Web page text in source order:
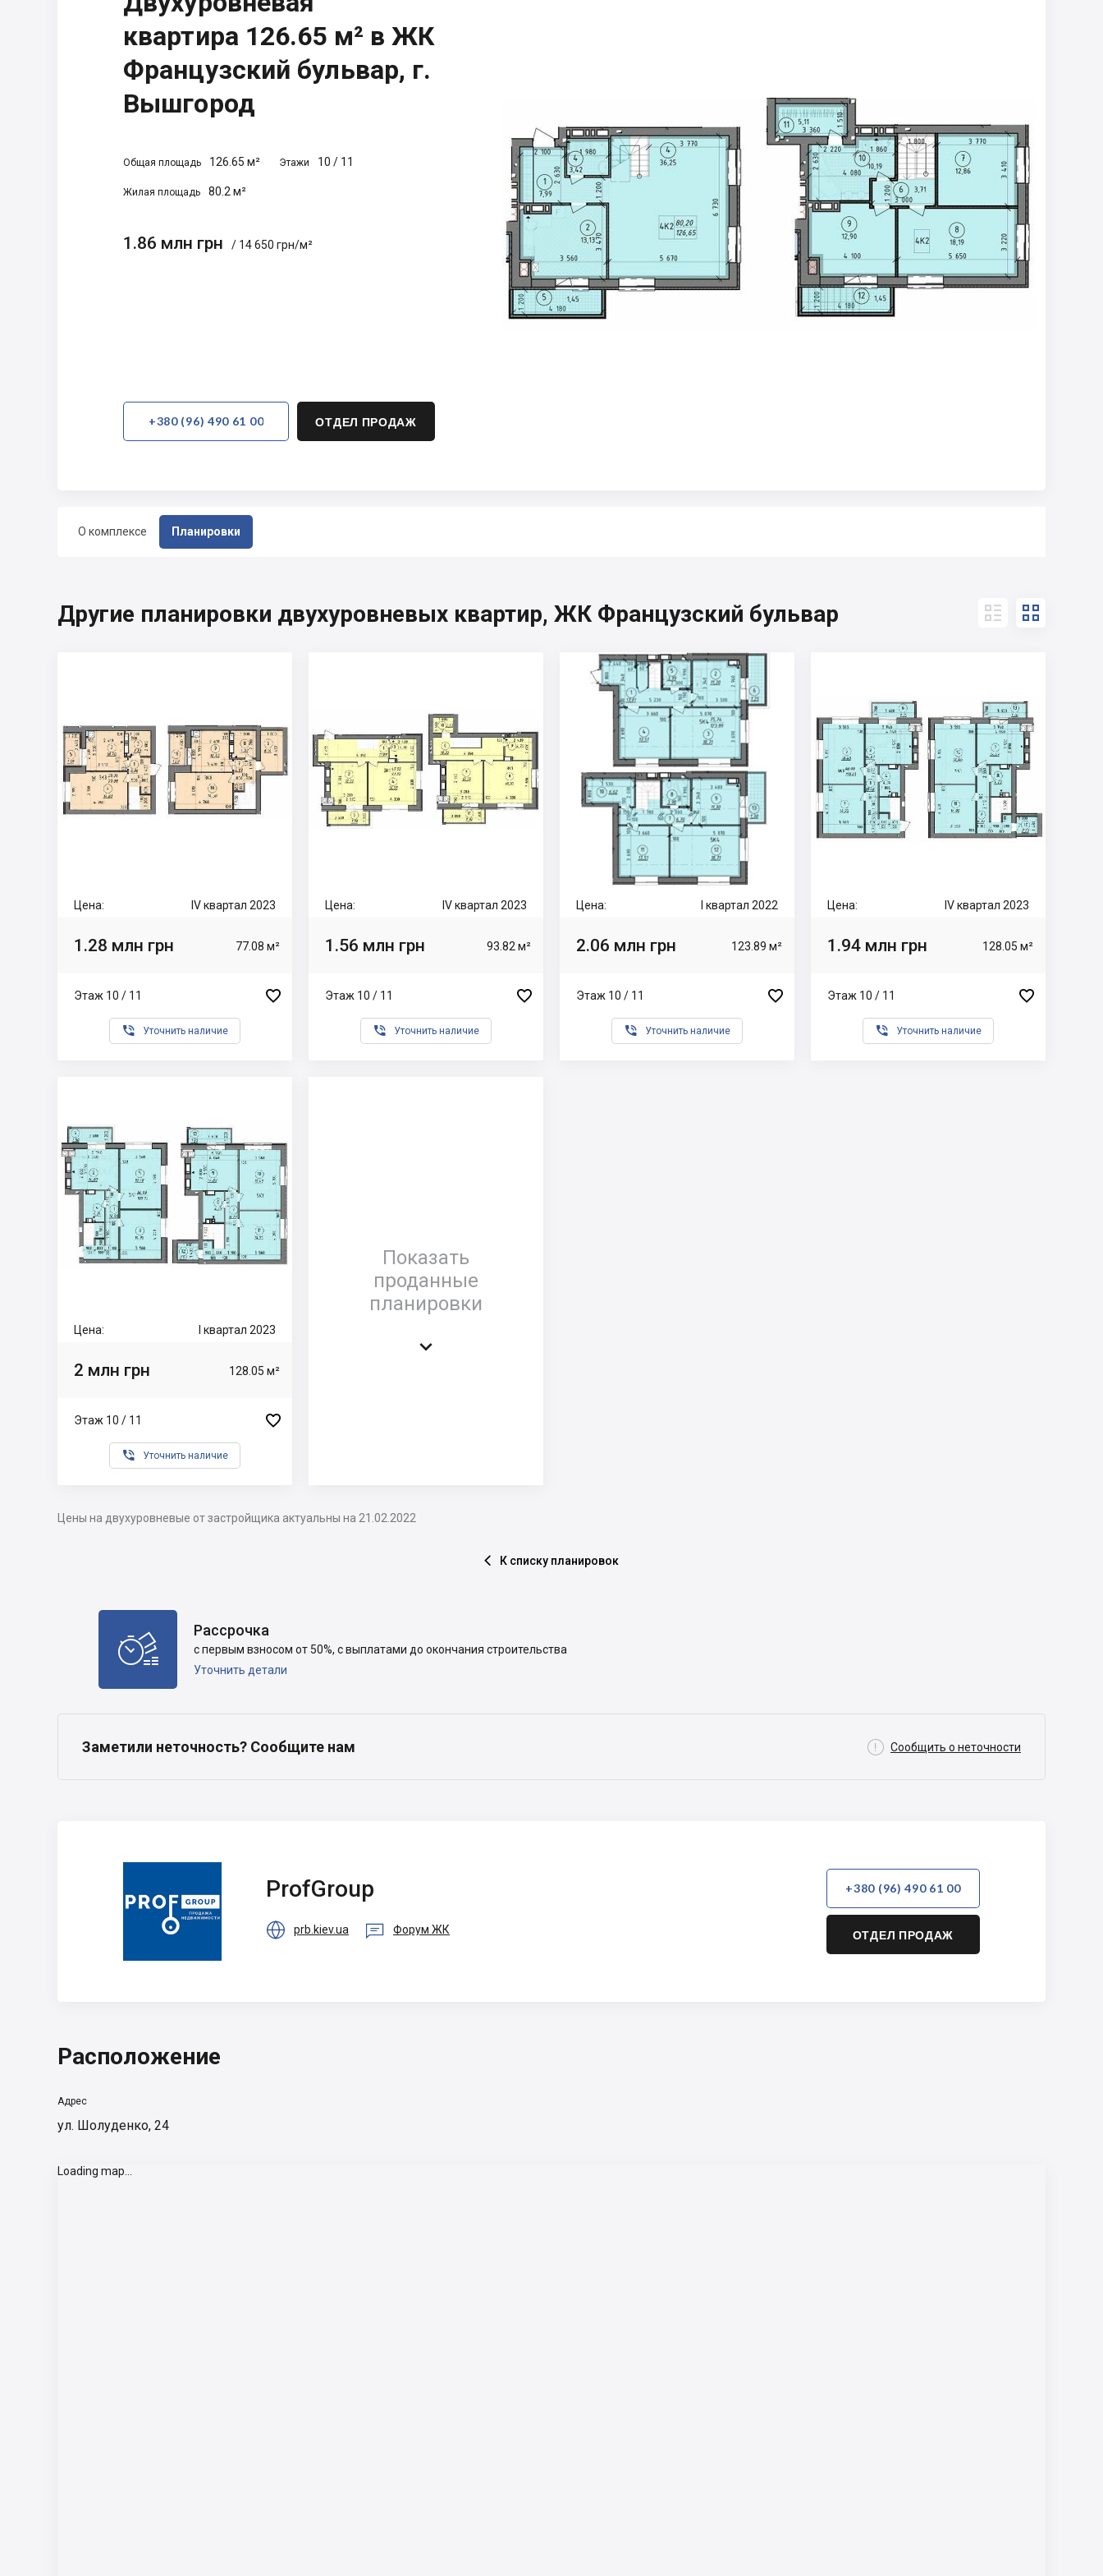
О комплексе Планировки
квартира 126.65 м² в ЖК
Французский бульвар, г.
Вышгород
Общая площадь 126.65 м² Этажи 10 / 11
Жилая площадь 80.2 м²
1.86 млн грн / 14 650 грн/м²
+380 (96) 490 61 00 ОТДЕЛ ПРОДАЖ
Другие планировки двухуровневых квартир, ЖК Французский бульвар  
Цена: IV квартал 2023
1.28 млн грн 77.08 м²
Этаж 10 / 11 
 Уточнить наличие
Цена: IV квартал 2023
1.56 млн грн 93.82 м²
Этаж 10 / 11 
 Уточнить наличие
Цена: I квартал 2022
2.06 млн грн 123.89 м²
Этаж 10 / 11 
 Уточнить наличие
Цена: IV квартал 2023
1.94 млн грн 128.05 м²
Этаж 10 / 11 
 Уточнить наличие
Цена: I квартал 2023
2 млн грн 128.05 м²
Этаж 10 / 11 
 Уточнить наличие
Показать
проданные
планировки

Цены на двухуровневые от застройщика актуальны на 21.02.2022
 К списку планировок

Рассрочка
с первым взносом от 50%, с выплатами до окончания строительства
Уточнить детали
Заметили неточность? Сообщите нам  Сообщить о неточности
ProfGroup
 prb.kiev.ua  Форум ЖК
+380 (96) 490 61 00
ОТДЕЛ ПРОДАЖ
Расположение
Адрес
ул. Шолуденко, 24
Loading map...